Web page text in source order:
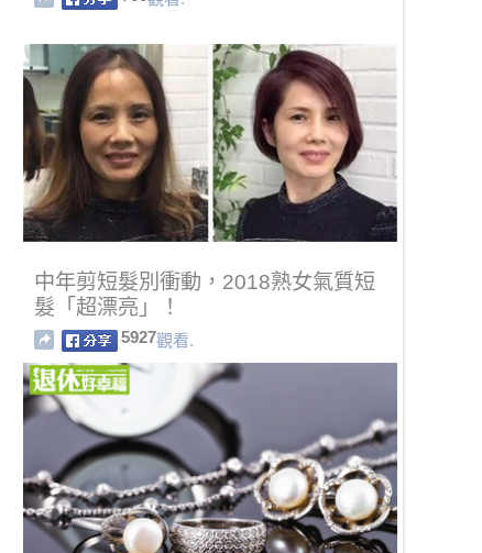
中年剪短髮別衝動，2018熟女氣質短
髮「超漂亮」！
5927觀看.